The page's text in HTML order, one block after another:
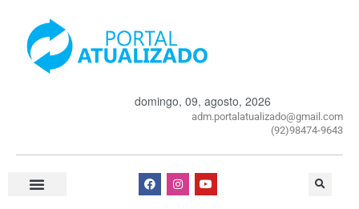
domingo, 09, agosto, 2026
adm.portalatualizado@gmail.com
(92)98474-9643